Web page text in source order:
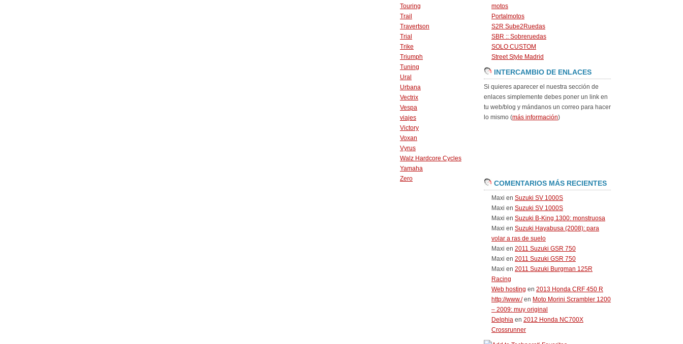
Touring
Trail
Travertson
Trial
Trike
Triumph
Tuning
Ural
Urbana
Vectrix
Vespa
viajes
Victory
Voxan
Vyrus
Walz Hardcore Cycles
Yamaha
Zero
motos
Portalmotos
S2R Sube2Ruedas
SBR :: Sobreruedas
SOLO CUSTOM
Street Style Madrid
INTERCAMBIO DE ENLACES
Si quieres aparecer el nuestra sección de
enlaces simplemente debes poner un link en
tu web/blog y mándanos un correo para hacer
lo mismo (más información)
COMENTARIOS MÁS RECIENTES
Maxi en Suzuki SV 1000S
Maxi en Suzuki SV 1000S
Maxi en Suzuki B-King 1300: monstruosa
Maxi en Suzuki Hayabusa (2008): para
volar a ras de suelo
Maxi en 2011 Suzuki GSR 750
Maxi en 2011 Suzuki GSR 750
Maxi en 2011 Suzuki Burgman 125R
Racing
Web hosting en 2013 Honda CRF 450 R
http://www./en Moto Morini Scrambler 1200
– 2009: muy original
Delphia en 2012 Honda NC700X
Crossrunner